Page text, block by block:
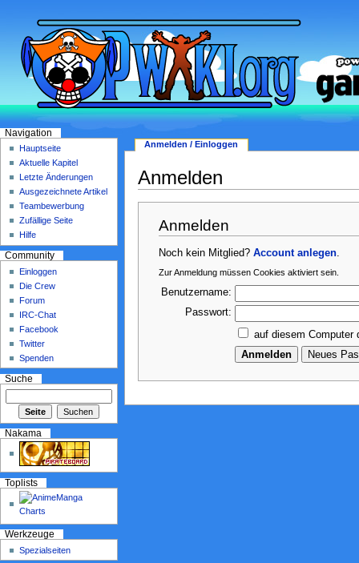
Anmelden
Anmelden
Noch kein Mitglied?Account anlegen
Zur Anmeldung müssen Cookies aktiviert sein.
Benutzername:
Passwort:
auf diesem Computer
Anmelden / Einloggen
Navigation
Hauptseite
Aktuelle Kapitel
Letzte Änderungen
Ausgezeichnete Artikel
Teambewerbung
Zufällige Seite
Hilfe
Community
Einloggen
Die Crew
Forum
IRC-Chat
Facebook
Twitter
Spenden
Suche
Nakama
Toplists
Werkzeuge
Spezialseiten